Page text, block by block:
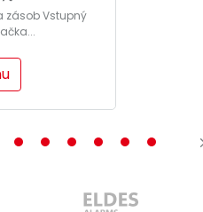
zásob Vstupný